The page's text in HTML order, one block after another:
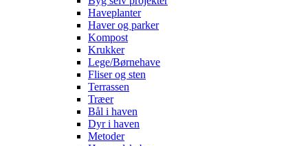
Haveplanter
Haver og parker
Kompost
Krukker
Lege/Børnehave
Fliser og sten
Terrassen
Træer
Bål i haven
Dyr i haven
Metoder